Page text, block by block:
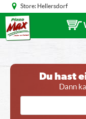
Store: Hellersdorf
Du hast
Dann